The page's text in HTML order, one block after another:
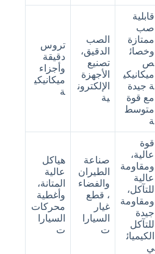
قابلية
صب
ممتازة
وخصائ
ص
ميكانيكي
ة جيدة
مع قوة
متوسط
ة
الصب
الدقيق،
تصنيع
الأجهزة
الإلكترون
ية
تروس
دقيقة
وأجزاء
ميكانيكي
ة
قوة
عالية،
ومقاومة
عالية
للتآكل،
ومقاومة
جيدة
للتآكل
الكيميائ
ي
صناعة
الطيران
والفضاء
، قطع
غيار
السيارا
ت
هياكل
عالية
المتانة،
وأغطية
محركات
السيارا
ت